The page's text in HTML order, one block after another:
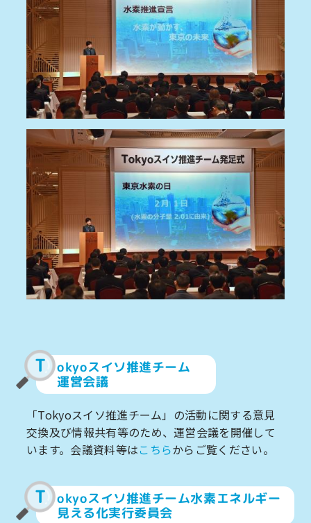
T okyoスイソ推進チーム
運営会議
「Tokyoスイソ推進チーム」の活動に関する意見
交換及び情報共有等のため、運営会議を開催して
います。会議資料等はこちらからご覧ください。
T okyoスイソ推進チーム水素エネルギー
見える化実行委員会